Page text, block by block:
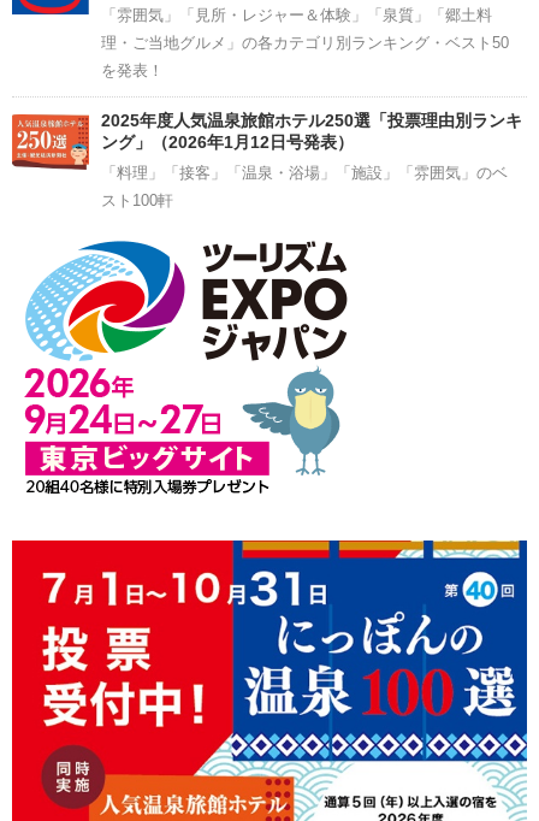
「雰囲気」「見所・レジャー＆体験」「泉質」「郷土料
理・ご当地グルメ」の各カテゴリ別ランキング・ベスト50
を発表！
2025年度人気温泉旅館ホテル250選「投票理由別ランキ
ング」（2026年1月12日号発表）
「料理」「接客」「温泉・浴場」「施設」「雰囲気」のベ
スト100軒